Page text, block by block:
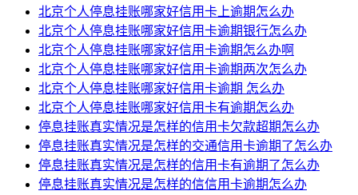
北京个人停息挂账哪家好信用卡上逾期怎么办
北京个人停息挂账哪家好信用卡逾期银行怎么办
北京个人停息挂账哪家好信用卡逾期怎么办啊
北京个人停息挂账哪家好信用卡逾期两次怎么办
北京个人停息挂账哪家好信用卡逾期 怎么办
北京个人停息挂账哪家好信用卡有逾期怎么办
停息挂账真实情况是怎样的信用卡欠款超期怎么办
停息挂账真实情况是怎样的交通信用卡逾期了怎么办
停息挂账真实情况是怎样的信用卡有逾期了怎么办
停息挂账真实情况是怎样的信信用卡逾期怎么办